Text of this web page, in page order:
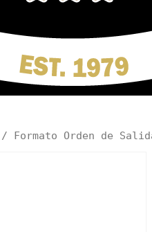
/ Formato Orden de